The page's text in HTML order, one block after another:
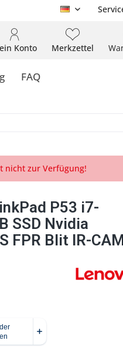
DE
Merkzettel
Konto
FAQ
nicht zur Verfügung!
P53 i7-
SSD Nvidia
FPR Blit IR-